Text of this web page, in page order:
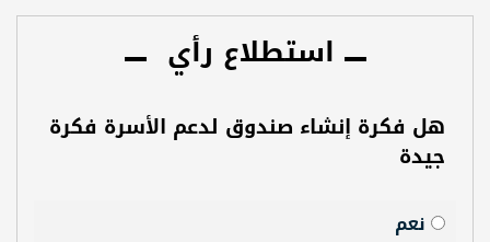
استطلاع رأي
هل فكرة إنشاء صندوق لدعم الأسرة فكرة
جيدة
نعم